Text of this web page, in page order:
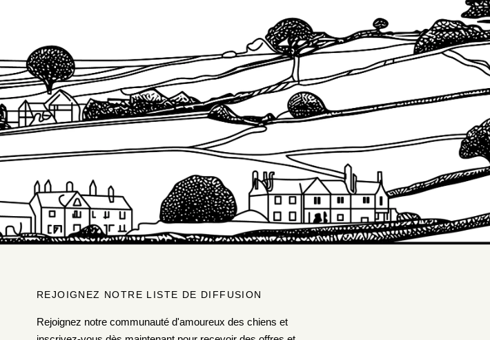
REJOIGNEZ NOTRE LISTE DE DIFFUSION
Rejoignez notre communauté d'amoureux des chiens et